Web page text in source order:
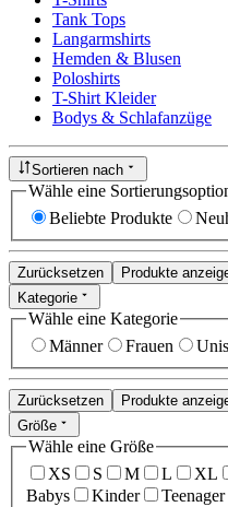
Tank Tops
Langarmshirts
Hemden & Blusen
Poloshirts
T-Shirt Kleider
Bodys & Schlafanzüge
Sortieren nach
Wähle eine
Beliebte Produkte
Zurücksetzen
Produkte
Kategorie
Wähle eine Kategorie
Männer
Frauen
Zurücksetzen
Produkte
Größe
Wähle eine Größe
XS
S M L XL
Babys
Kinder Teenager